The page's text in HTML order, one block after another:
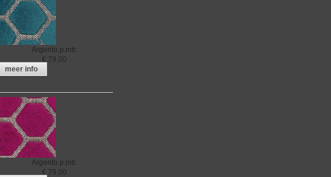
Argento p.mtr.
€ 79,00
meer info
Argento p.mtr.
€ 79,00